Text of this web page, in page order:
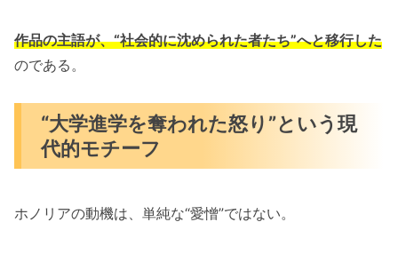
作品の主語が、“社会的に沈められた者たち”へと移行した
のである。
“大学進学を奪われた怒り”という現
代的モチーフ
ホノリアの動機は、単純な“愛憎”ではない。